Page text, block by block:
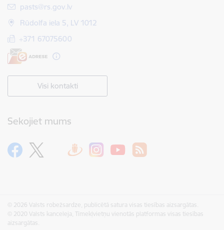
E-pasts:
pasts@rs.gov.lv
Rūdolfa iela 5, LV 1012
+371 67075600
Visi kontakti
Sekojiet mums
© 2026 Valsts robežsardze, publicētā satura visas tiesības aizsargātas.
© 2020 Valsts kanceleja, Tīmekļvietņu vienotās platformas visas tiesības
aizsargātas.